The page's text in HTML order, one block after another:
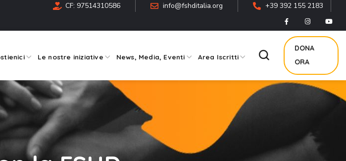
CF: 97514310586 info@fshditalia.org +39 392 155 2183
Le nostre iniziative News, Media, Eventi Area Iscritti
DONA
ORA